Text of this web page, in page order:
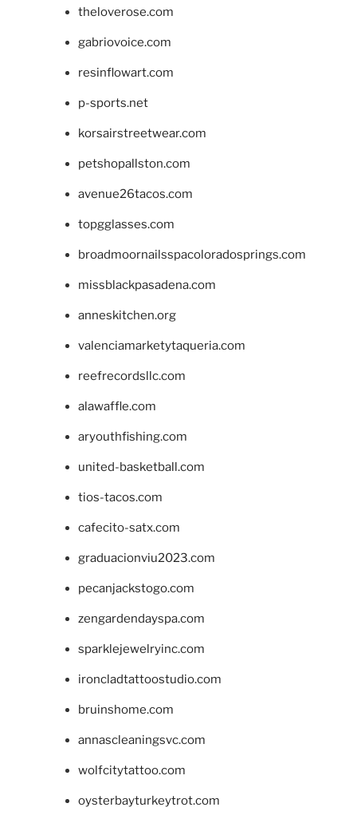
theloverose.com
gabriovoice.com
resinflowart.com
p-sports.net
korsairstreetwear.com
petshopallston.com
avenue26tacos.com
topgglasses.com
broadmoornailsspacoloradosprings.com
missblackpasadena.com
anneskitchen.org
valenciamarketytaqueria.com
reefrecordsllc.com
alawaffle.com
aryouthfishing.com
united-basketball.com
tios-tacos.com
cafecito-satx.com
graduacionviu2023.com
pecanjackstogo.com
zengardendayspa.com
sparklejewelryinc.com
ironcladtattoostudio.com
bruinshome.com
annascleaningsvc.com
wolfcitytattoo.com
oysterbayturkeytrot.com